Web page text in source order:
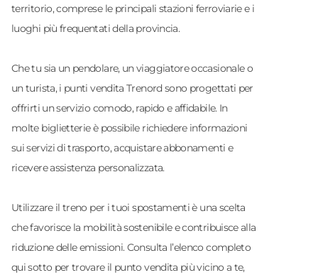
territorio, comprese le principali stazioni ferroviarie e i
luoghi più frequentati della provincia.
Che tu sia un pendolare, un viaggiatore occasionale o
un turista, i punti vendita Trenord sono progettati per
offrirti un servizio comodo, rapido e affidabile. In
molte biglietterie è possibile richiedere informazioni
sui servizi di trasporto, acquistare abbonamenti e
ricevere assistenza personalizzata.
Utilizzare il treno per i tuoi spostamenti è una scelta
che favorisce la mobilità sostenibile e contribuisce alla
riduzione delle emissioni. Consulta l’elenco completo
qui sotto per trovare il punto vendita più vicino a te,